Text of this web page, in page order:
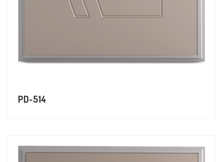
PD-514